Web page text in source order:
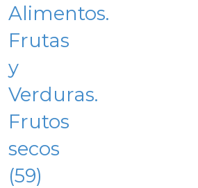
Alimentos.
Frutas
y
Verduras.
Frutos
secos
(59)